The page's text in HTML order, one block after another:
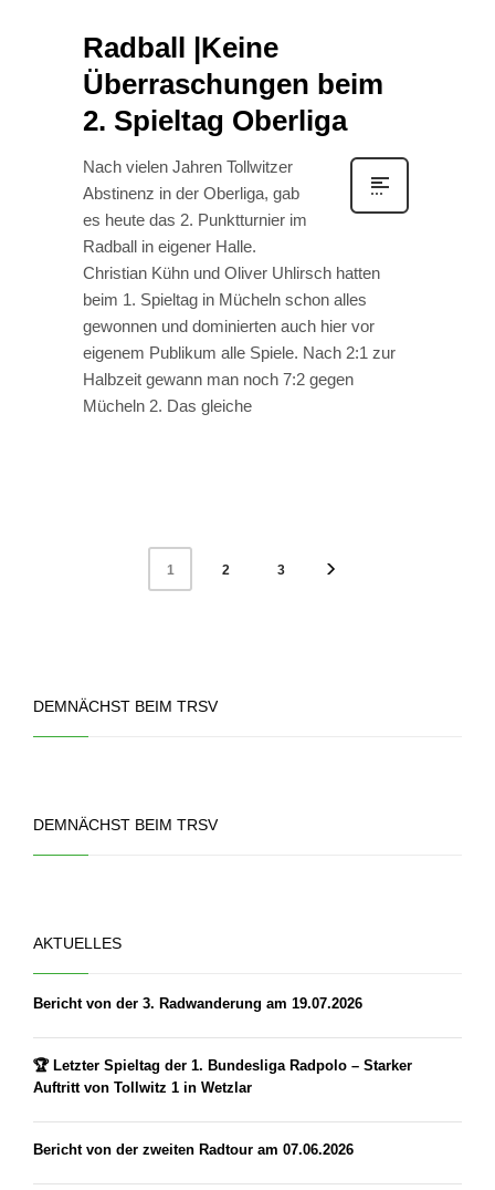
Radball |Keine
Überraschungen beim
2. Spieltag Oberliga
Nach vielen Jahren Tollwitzer
Abstinenz in der Oberliga, gab
es heute das 2. Punktturnier im
Radball in eigener Halle.
Christian Kühn und Oliver Uhlirsch hatten
beim 1. Spieltag in Mücheln schon alles
gewonnen und dominierten auch hier vor
eigenem Publikum alle Spiele. Nach 2:1 zur
Halbzeit gewann man noch 7:2 gegen
Mücheln 2. Das gleiche
1 2 3
DEMNÄCHST BEIM TRSV
DEMNÄCHST BEIM TRSV
AKTUELLES
Bericht von der 3. Radwanderung am 19.07.2026
🏆 Letzter Spieltag der 1. Bundesliga Radpolo – Starker
Auftritt von Tollwitz 1 in Wetzlar
Bericht von der zweiten Radtour am 07.06.2026